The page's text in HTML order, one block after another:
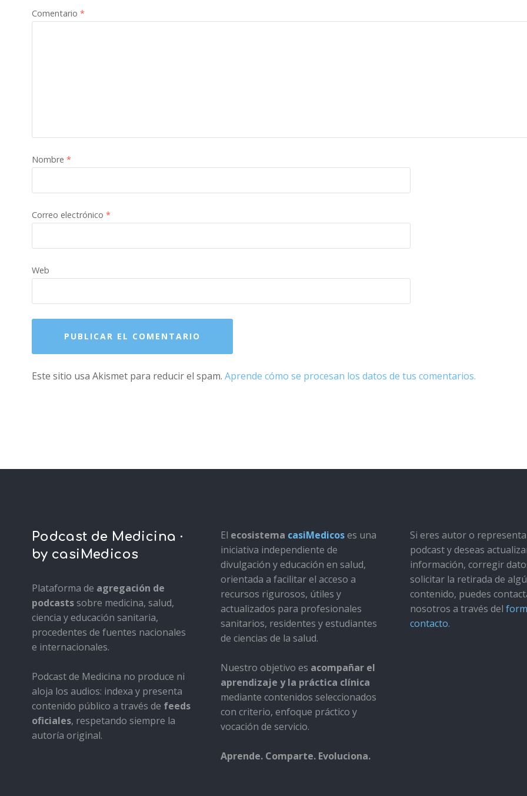
Comentario *
Nombre *
Correo electrónico *
Web
Este sitio usa Akismet para reducir el spam. Aprende cómo se procesan los datos de tus comentarios.
Podcast de Medicina ·
by casiMedicos
Plataforma de agregación de
podcastssobre medicina, salud,
ciencia y educación sanitaria,
procedentes de fuentes nacionales
e internacionales.
Podcast de Medicina no produce ni
aloja los audios: indexa y presenta
contenido público a través de feeds
oficiales, respetando siempre la
autoría original.
El ecosistema casiMedicoses una
iniciativa independiente de
divulgación y educación en salud,
orientada a facilitar el acceso a
recursos rigurosos, útiles y
actualizados para profesionales
sanitarios, residentes y estudiantes
de ciencias de la salud.
Nuestro objetivo es acompañar el
aprendizaje y la práctica clínica
mediante contenidos seleccionados
con criterio, enfoque práctico y
vocación de servicio.
Aprende. Comparte. Evoluciona.
Si eres autor o
podcast y deseas
información, corregir
solicitar la retirada de
contenido, puedes
nosotros a través del
contacto.